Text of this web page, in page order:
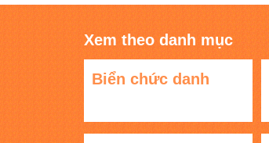
Xem theo danh mục
Biển chức danh